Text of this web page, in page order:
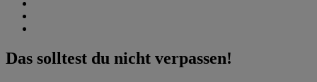
Das solltest du nicht verpassen!